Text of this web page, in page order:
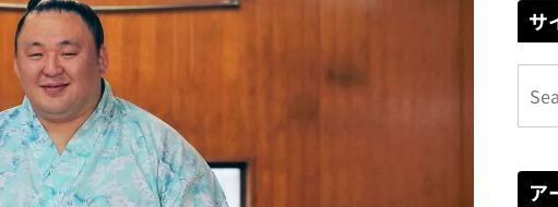
サ
ア